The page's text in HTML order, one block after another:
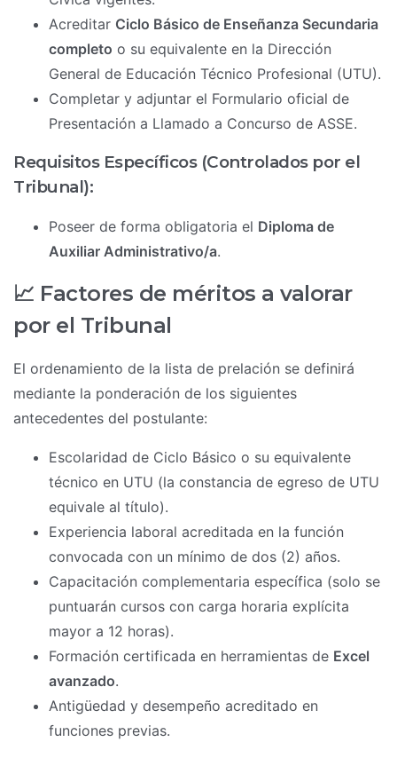
Acreditar Ciclo Básico de Enseñanza Secundaria
completo o su equivalente en la Dirección
General de Educación Técnico Profesional (UTU).
Completar y adjuntar el Formulario oficial de
Presentación a Llamado a Concurso de ASSE.
Requisitos Específicos (Controlados por el
Tribunal):
Poseer de forma obligatoria el Diploma de
Auxiliar Administrativo/a.
📈 Factores de méritos a valorar
por el Tribunal
El ordenamiento de la lista de prelación se definirá
mediante la ponderación de los siguientes
antecedentes del postulante:
Escolaridad de Ciclo Básico o su equivalente
técnico en UTU (la constancia de egreso de UTU
equivale al título).
Experiencia laboral acreditada en la función
convocada con un mínimo de dos (2) años.
Capacitación complementaria específica (solo se
puntuarán cursos con carga horaria explícita
mayor a 12 horas).
Formación certificada en herramientas de Excel
avanzado.
Antigüedad y desempeño acreditado en
funciones previas.